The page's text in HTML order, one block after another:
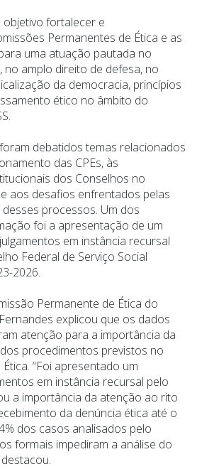
objetivo fortalecer e
Permanentes de Ética e as
uma atuação pautada no
no amplo direito de defesa, no
da democracia, princípios
ético no âmbito do
debatidos temas relacionados
das CPEs, às
dos Conselhos no
aos desafios enfrentados pelas
processos. Um dos
foi a apresentação de um
em instância recursal
Federal de Serviço Social
2026.
Permanente de Ética do
explicou que os dados
atenção para a importância da
procedimentos previstos no
“Foi apresentado um
em instância recursal pelo
a importância da atenção ao rito
da denúncia ética até o
dos casos analisados pelo
formais impediram a análise do